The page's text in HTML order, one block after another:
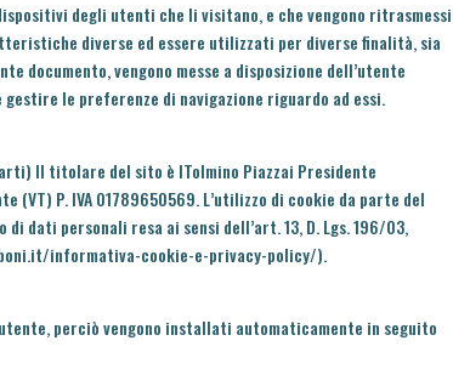
degli utenti che li visitano, e che vengono ritrasmessi
diverse ed essere utilizzati per diverse finalità, sia
documento, vengono messe a disposizione dell’utente
le preferenze di navigazione riguardo ad essi.
Il titolare del sito è lTolmino Piazzai Presidente
(VT) P. IVA 01789650569. L’utilizzo di cookie da parte del
personali resa ai sensi dell’art. 13, D. Lgs. 196/03,
informativa-cookie-e-privacy-policy/).
perciò vengono installati automaticamente in seguito